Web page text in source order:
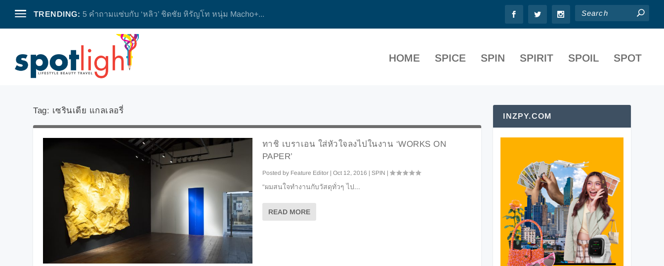
TRENDING: 5 คำถามแซ่บกับ ‘หลิว’ ชิดชัย หิรัญโท หนุ่ม Macho+...
HOME SPICE SPIN SPIRIT SPOIL SPOT
Tag: เซรินเดีย แกลเลอรี่
ทาชิ เบราเอน ใส่หัวใจลงไปในงาน ‘WORKS ON
PAPER’
Posted by Feature Editor| Oct 12, 2016 | SPIN |
“ผมสนใจทำงานกับวัสดุทั่วๆ ไป...
READ MORE
INZPY.COM